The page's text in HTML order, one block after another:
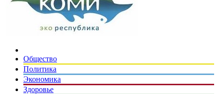
Общество
Политика
Экономика
Здоровье